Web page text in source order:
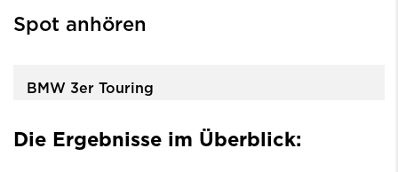
Spot anhören
BMW 3er Touring
Die Ergebnisse im Überblick: